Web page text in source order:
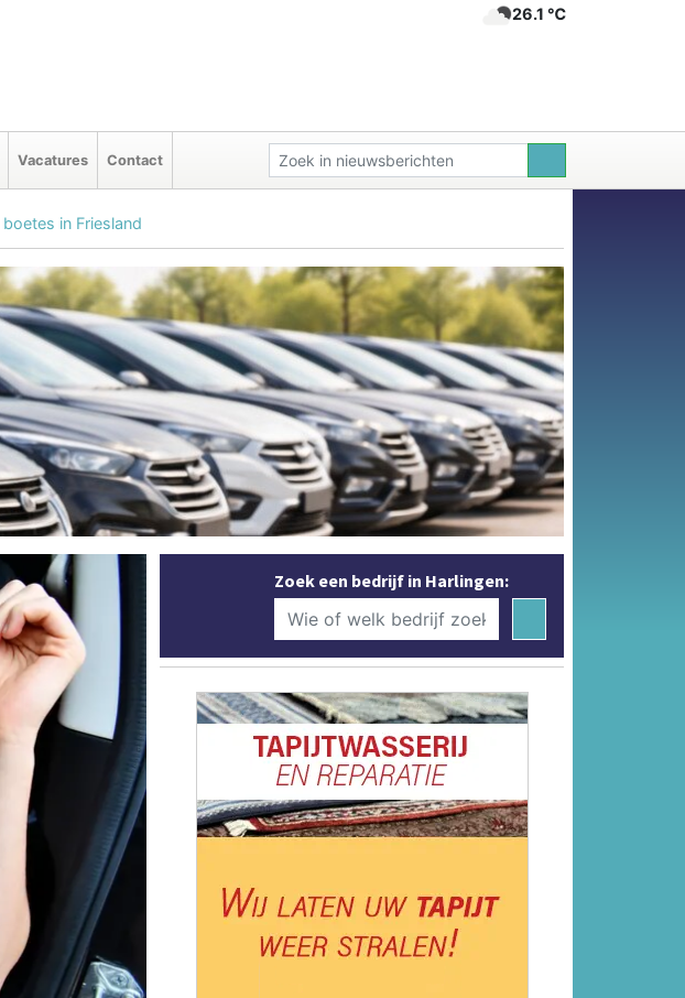
26.1 ℃
Vacatures Contact
in Friesland
Zoek een bedrijf in Harlingen: